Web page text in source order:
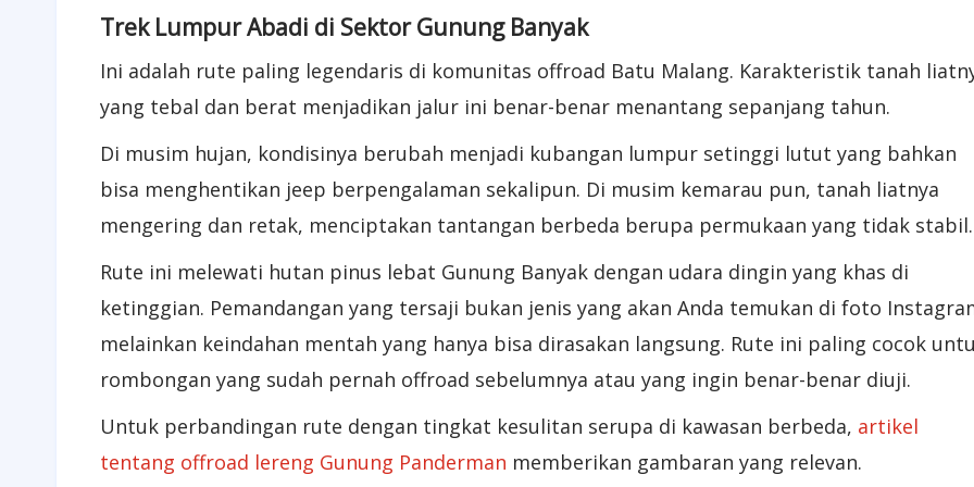
Trek Lumpur Abadi di Sektor Gunung Banyak
Ini adalah rute paling legendaris di komunitas offroad Batu Malang. Karakteristik tanah
yang tebal dan berat menjadikan jalur ini benar-benar menantang sepanjang tahun.
Di musim hujan, kondisinya berubah menjadi kubangan lumpur setinggi lutut yang bahkan
bisa menghentikan jeep berpengalaman sekalipun. Di musim kemarau pun, tanah liatnya
mengering dan retak, menciptakan tantangan berbeda berupa permukaan yang tidak stabil.
Rute ini melewati hutan pinus lebat Gunung Banyak dengan udara dingin yang khas di
ketinggian. Pemandangan yang tersaji bukan jenis yang akan Anda temukan di foto
melainkan keindahan mentah yang hanya bisa dirasakan langsung. Rute ini paling cocok
rombongan yang sudah pernah offroad sebelumnya atau yang ingin benar-benar diuji.
Untuk perbandingan rute dengan tingkat kesulitan serupa di kawasan berbeda, artikel
tentang offroad lereng Gunung Panderman memberikan gambaran yang relevan.